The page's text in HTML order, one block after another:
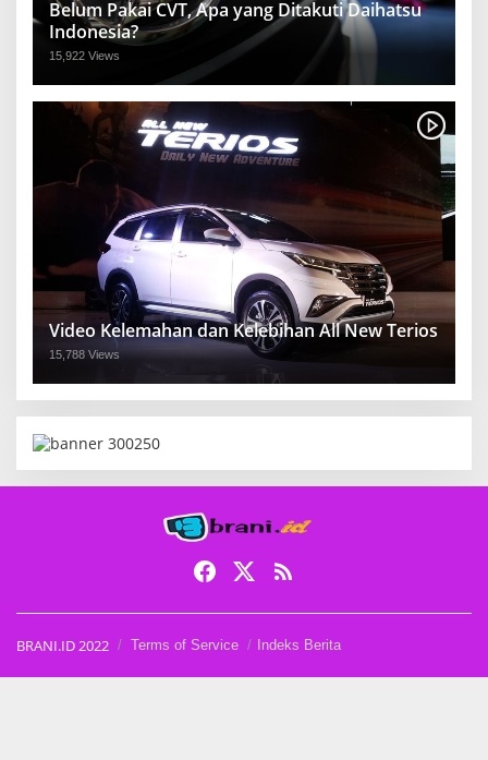
Belum Pakai CVT, Apa yang Ditakuti Daihatsu
Indonesia?
15,922 Views
Video Kelemahan dan Kelebihan All New Terios
15,788 Views
BRANI.ID 2022 Terms of Service Indeks Berita